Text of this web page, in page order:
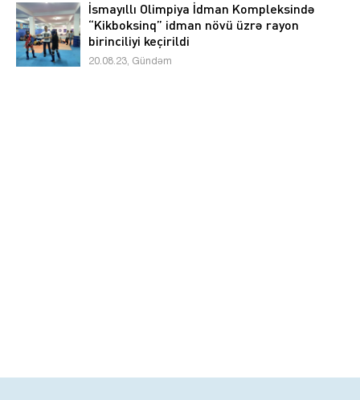
İsmayıllı Olimpiya İdman Kompleksində
“Kikboksinq” idman növü üzrə rayon
birinciliyi keçirildi
20.08.23, Gündəm